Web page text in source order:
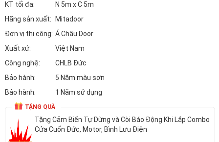
KT tối đa:
N 5m x C 5m
Hãng sản xuất:
Mitadoor
Đơn vị thi công: Á Châu Door
Xuất xứ:
Việt Nam
Công nghệ:
CHLB Đức
Bảo hành:
5 Năm màu sơn
Bảo hành:
1 Năm sử dụng
TẶNG QUÀ
Tặng Cảm Biến Tự Dừng và Còi Báo Động Khi Lắp Combo
Cửa Cuốn Đức, Motor, Bình Lưu Điện